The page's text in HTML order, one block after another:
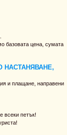
базовата цена, сумата
НАСТАНЯВАНЕ,
и плащане, направени
всеки петък!